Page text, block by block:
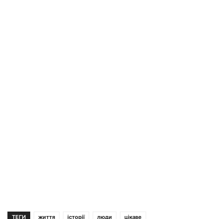
ТЕГИ життя історії люди цікаве